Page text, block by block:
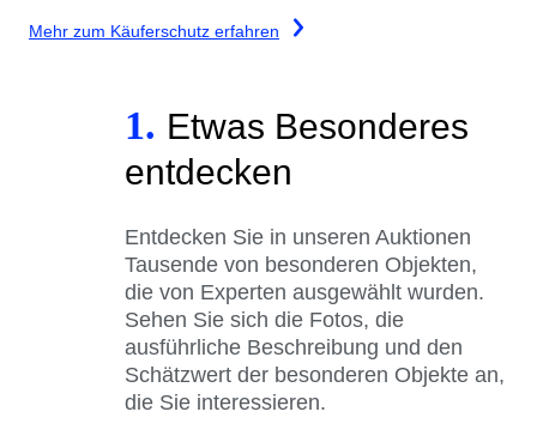
Mehr zum Käuferschutz erfahren
1. Etwas Besonderes
entdecken
Entdecken Sie in unseren Auktionen
Tausende von besonderen Objekten,
die von Experten ausgewählt wurden.
Sehen Sie sich die Fotos, die
ausführliche Beschreibung und den
Schätzwert der besonderen Objekte an,
die Sie interessieren.